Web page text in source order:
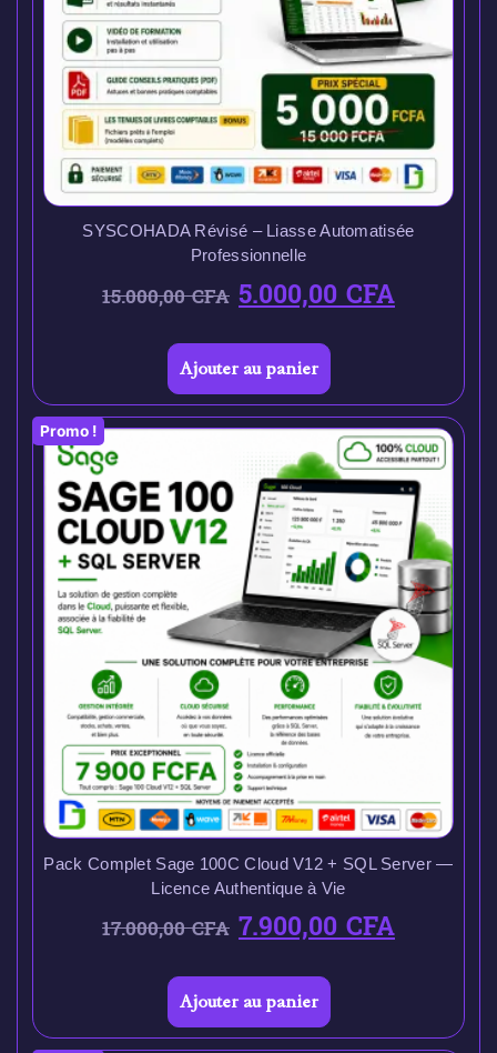
SYSCOHADA Révisé – Liasse Automatisée
Professionnelle
15.000,00CFA 5.000,00CFA
Ajouter au panier
Promo !
Pack Complet Sage 100C Cloud V12 + SQL Server —
Licence Authentique à Vie
17.000,00CFA 7.900,00CFA
Ajouter au panier